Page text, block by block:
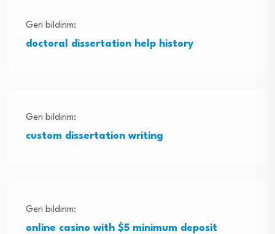
Geri bildirim:
doctoral dissertation help history
Geri bildirim:
custom dissertation writing
Geri bildirim:
online casino with $5 minimum deposit